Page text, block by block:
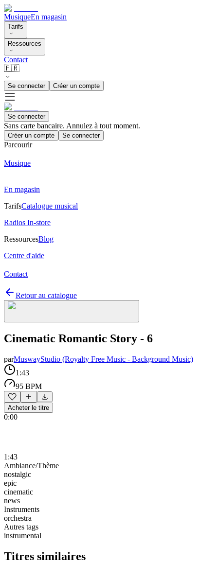
MusiqueEn magasin
Tarifs
Ressources
Contact
🇫🇷
Se connecter Créer un compte
Se connecter
Sans carte bancaire. Annulez à tout moment.
Créer un compte Se connecter
Parcourir
Musique
En magasin
TarifsCatalogue musical
Radios In-store
RessourcesBlog
Centre d'aide
Contact
Retour au catalogue
Cinematic Romantic Story - 6
parMuswayStudio (Royalty Free Music - Background Music)
1:43
95 BPM
Acheter le titre
0:00
1:43
Ambiance/Thème
nostalgic
epic
cinematic
news
Instruments
orchestra
Autres tags
instrumental
Titres similaires